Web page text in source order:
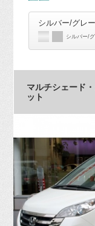
シルバー/グレー
シルバー/
マルチシェード
ット